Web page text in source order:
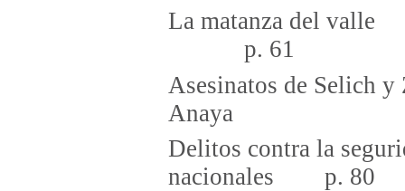
La
p. 61
Asesinatos de Selich y
Anaya
Delitos contra la
nacionales p. 80